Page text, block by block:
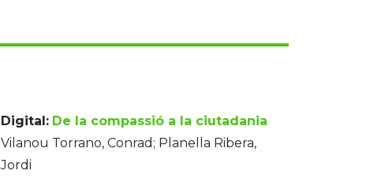
Digital: De la compassió a la ciutadania
Vilanou Torrano, Conrad; Planella Ribera,
Jordi